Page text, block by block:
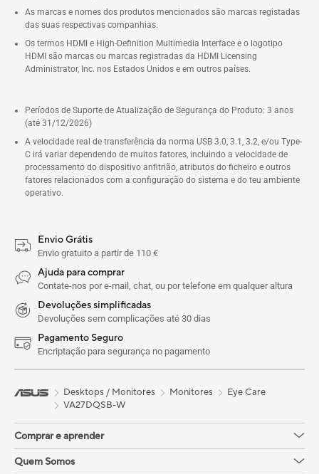
As marcas e nomes dos produtos mencionados são marcas registadas
das suas respectivas companhias.
Os termos HDMI e High-Definition Multimedia Interface e o logotipo
HDMI são marcas ou marcas registradas da HDMI Licensing
Administrator, Inc. nos Estados Unidos e em outros países.
Períodos de Suporte de Atualização de Segurança do Produto: 3 anos
(até 31/12/2026)
A velocidade real de transferência da norma USB 3.0, 3.1, 3.2, e/ou Type-
C irá variar dependendo de muitos fatores, incluindo a velocidade de
processamento do dispositivo anfitrião, atributos do ficheiro e outros
fatores relacionados com a configuração do sistema e do teu ambiente
operativo.
Envio Grátis
Envio gratuito a partir de 110 €
Ajuda para comprar
Contate-nos por e-mail, chat, ou por telefone em qualquer altura
Devoluções simplificadas
Devoluções sem complicações até 30 dias
Pagamento Seguro
Encriptação para segurança no pagamento
Desktops / Monitores Monitores
Eye Care
VA27DQSB-W
Comprar e aprender
Quem Somos